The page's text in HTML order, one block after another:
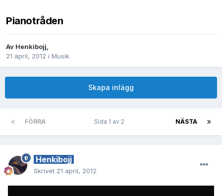
Pianotråden
Av Henkibojj,
21 april, 2012 i Musik
Skapa inlägg
FÖRRA NÄSTA
Sida 1 av 2
Henkibojj
Skrivet 21 april, 2012